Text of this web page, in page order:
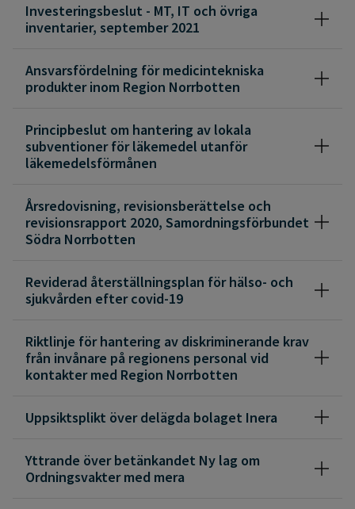
Investeringsbeslut - MT, IT och övriga
inventarier, september 2021
Ansvarsfördelning för medicintekniska
produkter inom Region Norrbotten
Principbeslut om hantering av lokala
subventioner för läkemedel utanför
läkemedelsförmånen
Årsredovisning, revisionsberättelse och
revisionsrapport 2020, Samordningsförbundet
Södra Norrbotten
Reviderad återställningsplan för hälso- och
sjukvården efter covid-19
Riktlinje för hantering av diskriminerande krav
från invånare på regionens personal vid
kontakter med Region Norrbotten
Uppsiktsplikt över delägda bolaget Inera
Yttrande över betänkandet Ny lag om
Ordningsvakter med mera